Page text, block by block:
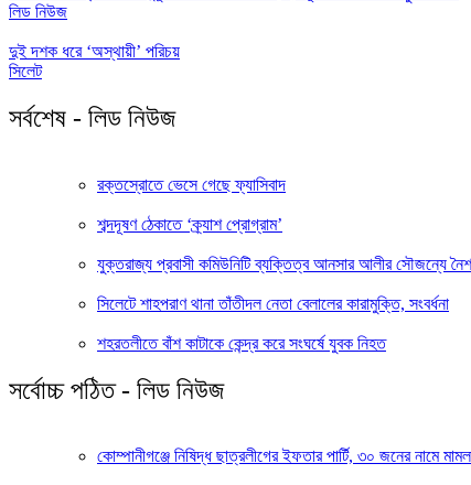
লিড নিউজ
দুই দশক ধরে ‘অস্থায়ী’ পরিচয়
সিলেট
সর্বশেষ - লিড নিউজ
রক্তস্রোতে ভেসে গেছে ফ্যাসিবাদ
শব্দদূষণ ঠেকাতে ‘ক্র্যাশ প্রোগ্রাম’
যুক্তরাজ্য প্রবাসী কমিউনিটি ব্যক্তিত্ব আনসার আলীর সৌজন্যে
সিলেটে শাহপরাণ থানা তাঁতীদল নেতা বেলালের কারামুক্তি, সংবর্ধনা
শহরতলীতে বাঁশ কাটাকে কেন্দ্র করে সংঘর্ষে যুবক নিহত
সর্বোচ্চ পঠিত - লিড নিউজ
কোম্পানীগঞ্জে নিষিদ্ধ ছাত্রলীগের ইফতার পার্টি, ৩০ জনের নামে